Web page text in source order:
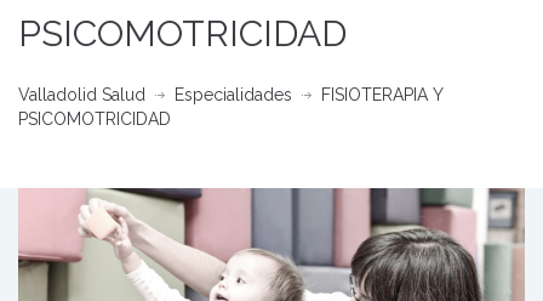
PSICOMOTRICIDAD
Valladolid Salud Especialidades
FISIOTERAPIA Y
PSICOMOTRICIDAD